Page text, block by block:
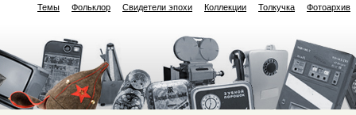
Темы Фольклор Свидетели эпохи Коллекции Толкучка Фотоархив